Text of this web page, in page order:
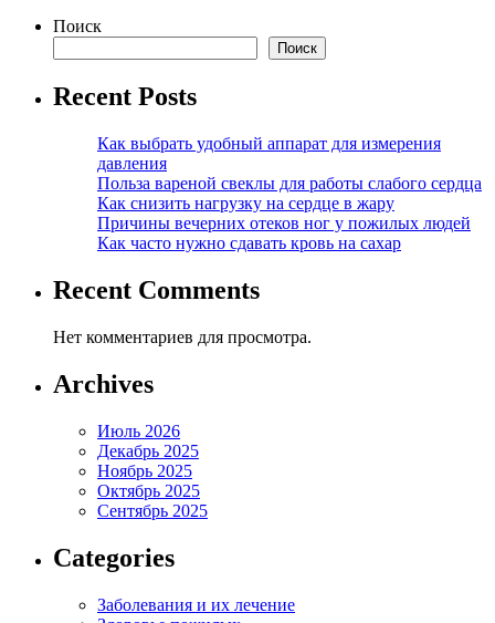
Поиск
Поиск
Recent Posts
Как выбрать удобный аппарат для измерения
давления
Польза вареной свеклы для работы слабого сердца
Как снизить нагрузку на сердце в жару
Причины вечерних отеков ног у пожилых людей
Как часто нужно сдавать кровь на сахар
Recent Comments
Нет комментариев для просмотра.
Archives
Июль 2026
Декабрь 2025
Ноябрь 2025
Октябрь 2025
Сентябрь 2025
Categories
Заболевания и их лечение